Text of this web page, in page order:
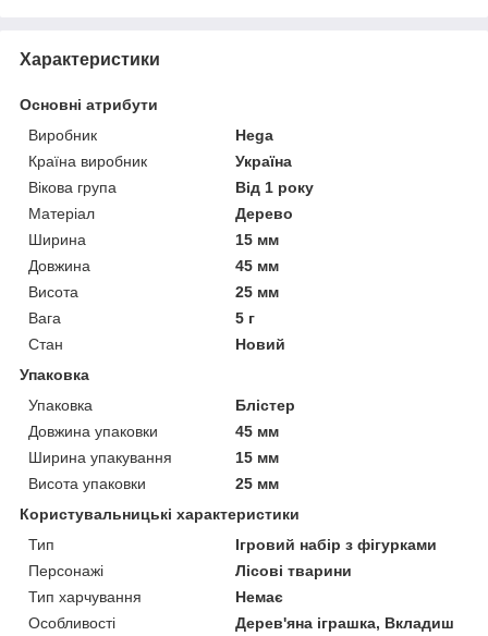
Характеристики
Основні атрибути
Виробник
Hega
Країна виробник
Україна
Вікова група
Від 1 року
Матеріал
Дерево
Ширина
15 мм
Довжина
45 мм
Висота
25 мм
Вага
5 г
Стан
Новий
Упаковка
Упаковка
Блістер
Довжина упаковки
45 мм
Ширина упакування
15 мм
Висота упаковки
25 мм
Користувальницькі характеристики
Тип
Ігровий набір з фігурками
Персонажі
Лісові тварини
Тип харчування
Немає
Особливості
Дерев'яна іграшка, Вкладиш